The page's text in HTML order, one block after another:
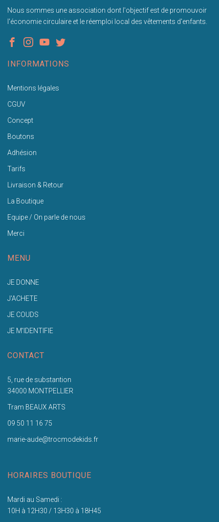
Nous sommes une association dont l'objectif est de promouvoir
l'économie circulaire et le réemploi local des vêtements d'enfants.
INFORMATIONS
Mentions légales
CGUV
Concept
Boutons
Adhésion
Tarifs
Livraison & Retour
La Boutique
Equipe / On parle de nous
Merci
MENU
JE DONNE
J'ACHETE
JE COUDS
JE M'IDENTIFIE
CONTACT
5, rue de substantion
34000 MONTPELLIER
Tram BEAUX ARTS
09 50 11 16 75
marie-aude@trocmodekids.fr
HORAIRES BOUTIQUE
Mardi au Samedi :
10H à 12H30 / 13H30 à 18H45